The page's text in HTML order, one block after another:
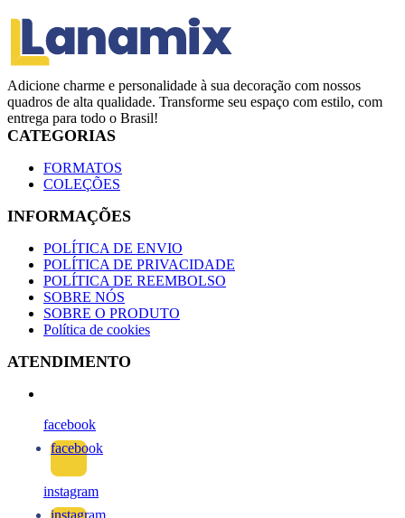
Adicione charme e personalidade à sua decoração com nossos
quadros de alta qualidade. Transforme seu espaço com estilo, com
entrega para todo o Brasil!
CATEGORIAS
FORMATOS
COLEÇÕES
INFORMAÇÕES
POLÍTICA DE ENVIO
POLÍTICA DE PRIVACIDADE
POLÍTICA DE REEMBOLSO
SOBRE NÓS
SOBRE O PRODUTO
Política de cookies
ATENDIMENTO
facebook
facebook
instagram
instagram